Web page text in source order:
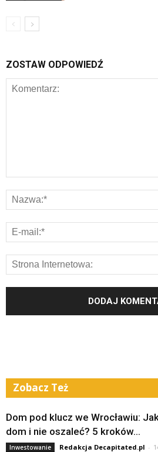
ZOSTAW ODPOWIEDŹ
Zobacz Też
Dom pod klucz we Wrocławiu:
dom i nie oszaleć? 5 kroków...
Inwestowanie Redakcja Decapitated.pl -